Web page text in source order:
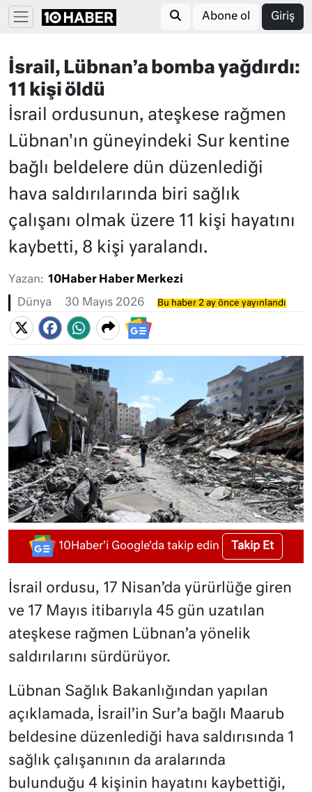
Abone ol Giriş
İsrail, Lübnan’a bomba yağdırdı:
11 kişi öldü
İsrail ordusunun, ateşkese rağmen
Lübnan'ın güneyindeki Sur kentine
bağlı beldelere dün düzenlediği
hava saldırılarında biri sağlık
çalışanı olmak üzere 11 kişi hayatını
kaybetti, 8 kişi yaralandı.
Yazan: 10Haber Haber Merkezi
Dünya 30 Mayıs 2026 Bu haber 2 ay önce yayınlandı
10Haber'i Google'da takip edin Takip Et
İsrail ordusu, 17 Nisan’da yürürlüğe giren
ve 17 Mayıs itibarıyla 45 gün uzatılan
ateşkese rağmen Lübnan’a yönelik
saldırılarını sürdürüyor.
Lübnan Sağlık Bakanlığından yapılan
açıklamada, İsrail’in Sur’a bağlı Maarub
beldesine düzenlediği hava saldırısında 1
sağlık çalışanının da aralarında
bulunduğu 4 kişinin hayatını kaybettiği,